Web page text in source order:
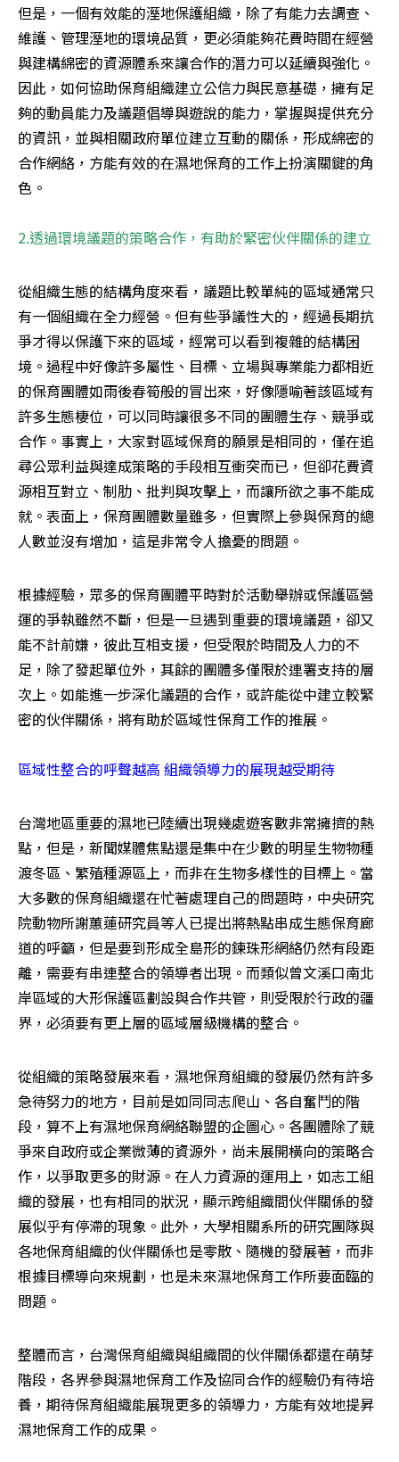
但是，一個有效能的溼地保護組織，除了有能力去調查、
維護、管理溼地的環境品質，更必須能夠花費時間在經營
與建構綿密的資源體系來讓合作的潛力可以延續與強化。
因此，如何協助保育組織建立公信力與民意基礎，擁有足
夠的動員能力及議題倡導與遊說的能力，掌握與提供充分
的資訊，並與相關政府單位建立互動的關係，形成綿密的
合作網絡，方能有效的在濕地保育的工作上扮演關鍵的角
色。
2.透過環境議題的策略合作，有助於緊密伙伴關係的建立
從組織生態的結構角度來看，議題比較單純的區域通常只
有一個組織在全力經營。但有些爭議性大的，經過長期抗
爭才得以保護下來的區域，經常可以看到複雜的結構困
境。過程中好像許多屬性、目標、立場與專業能力都相近
的保育團體如雨後春筍般的冒出來，好像隱喻著該區域有
許多生態棲位，可以同時讓很多不同的團體生存、競爭或
合作。事實上，大家對區域保育的願景是相同的，僅在追
尋公眾利益與達成策略的手段相互衝突而已，但卻花費資
源相互對立、制肋、批判與攻擊上，而讓所欲之事不能成
就。表面上，保育團體數量雖多，但實際上參與保育的總
人數並沒有增加，這是非常令人擔憂的問題。
根據經驗，眾多的保育團體平時對於活動舉辦或保護區營
運的爭執雖然不斷，但是一旦遇到重要的環境議題，卻又
能不計前嫌，彼此互相支援，但受限於時間及人力的不
足，除了發起單位外，其餘的團體多僅限於連署支持的層
次上。如能進一步深化議題的合作，或許能從中建立較緊
密的伙伴關係，將有助於區域性保育工作的推展。
區域性整合的呼聲越高 組織領導力的展現越受期待
台灣地區重要的濕地已陸續出現幾處遊客數非常擁擠的熱
點，但是，新聞媒體焦點還是集中在少數的明星生物物種
渡冬區、繁殖種源區上，而非在生物多樣性的目標上。當
大多數的保育組織還在忙著處理自己的問題時，中央研究
院動物所謝蕙蓮研究員等人已提出將熱點串成生態保育廊
道的呼籲，但是要到形成全島形的鍊珠形網絡仍然有段距
離，需要有串連整合的領導者出現。而類似曾文溪口南北
岸區域的大形保護區劃設與合作共管，則受限於行政的疆
界，必須要有更上層的區域層級機構的整合。
從組織的策略發展來看，濕地保育組織的發展仍然有許多
急待努力的地方，目前是如同同志爬山、各自奮鬥的階
段，算不上有濕地保育網絡聯盟的企圖心。各團體除了競
爭來自政府或企業微薄的資源外，尚未展開橫向的策略合
作，以爭取更多的財源。在人力資源的運用上，如志工組
織的發展，也有相同的狀況，顯示跨組織間伙伴關係的發
展似乎有停滯的現象。此外，大學相關系所的研究團隊與
各地保育組織的伙伴關係也是零散、隨機的發展著，而非
根據目標導向來規劃，也是未來濕地保育工作所要面臨的
問題。
整體而言，台灣保育組織與組織間的伙伴關係都還在萌芽
階段，各界參與濕地保育工作及協同合作的經驗仍有待培
養，期待保育組織能展現更多的領導力，方能有效地提昇
濕地保育工作的成果。